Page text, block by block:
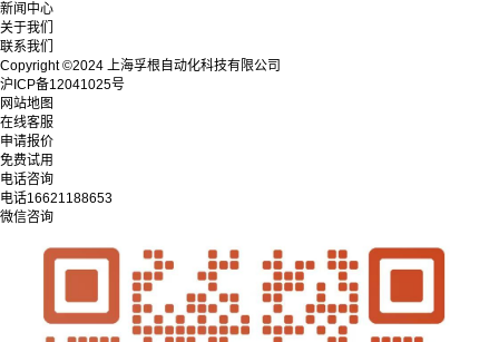
新闻中心
关于我们
联系我们
Copyright ©2024 上海孚根自动化科技有限公司
沪ICP备12041025号
网站地图
在线客服
申请报价
免费试用
电话咨询
电话16621188653
微信咨询